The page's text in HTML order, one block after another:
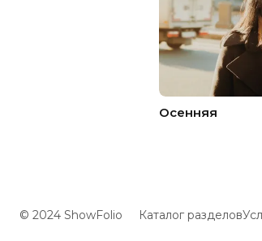
Осенняя
© 2024 ShowFolio Каталог разделов